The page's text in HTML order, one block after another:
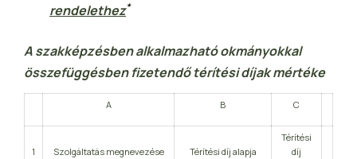
rendelethez*
A szakképzésben alkalmazható okmányokkal
összefüggésben fizetendő térítési díjak mértéke
A B C
1 Szolgáltatás megnevezése Térítési díj alapja
Térítési
díj